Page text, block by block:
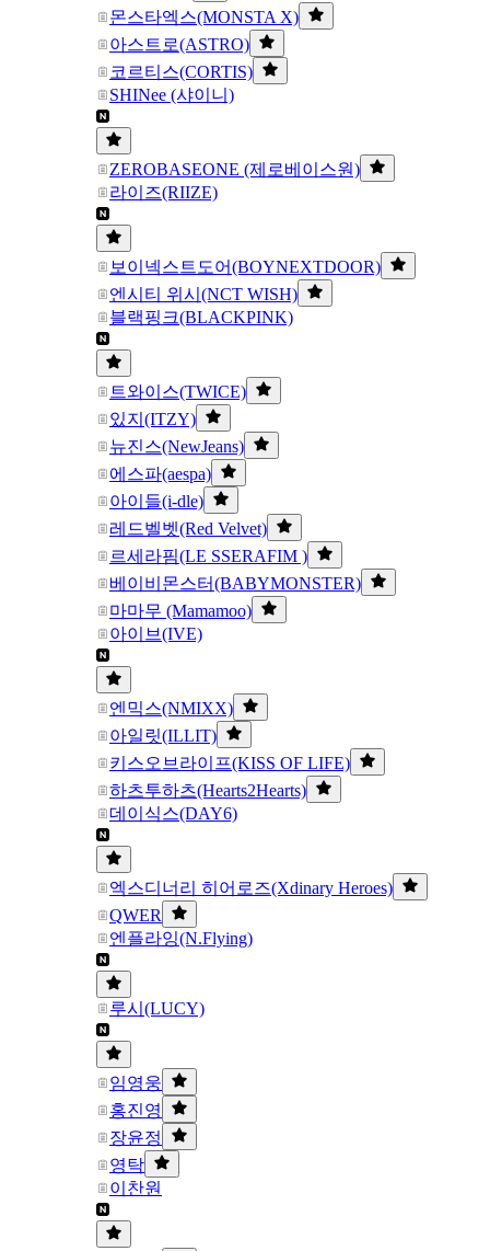
몬스타엑스(MONSTA X)
아스트로(ASTRO)
코르티스(CORTIS)
SHINee (샤이니)
ZEROBASEONE (제로베이스원)
라이즈(RIIZE)
보이넥스트도어(BOYNEXTDOOR)
엔시티 위시(NCT WISH)
블랙핑크(BLACKPINK)
트와이스(TWICE)
있지(ITZY)
뉴진스(NewJeans)
에스파(aespa)
아이들(i-dle)
레드벨벳(Red Velvet)
르세라핌(LE SSERAFIM )
베이비몬스터(BABYMONSTER)
마마무 (Mamamoo)
아이브(IVE)
엔믹스(NMIXX)
아일릿(ILLIT)
키스오브라이프(KISS OF LIFE)
하츠투하츠(Hearts2Hearts)
데이식스(DAY6)
엑스디너리 히어로즈(Xdinary Heroes)
QWER
엔플라잉(N.Flying)
루시(LUCY)
임영웅
홍진영
장윤정
영탁
이찬원